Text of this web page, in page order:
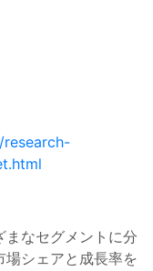
なセグメントに分
シェアと成長率を